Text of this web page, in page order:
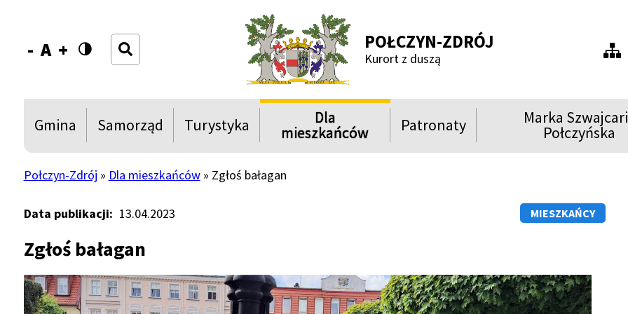
menu
treści
wyszukiwania
stopki
sizesizesize
Szukaj
POŁCZYN-ZDRÓJ
Kurort z duszą
Menu
Główna
nawigacja
Rozwiń
menu
Gmina Rozwiń
menu
Samorząd Rozwiń
menu
Turystyka Rozwiń
menu
Dla
mieszkańców Rozwiń
menu
Patronaty
menu
Marka
Połczyńska
nawigacyjna
Połczyn-Zdrój Dla mieszkańców Zgłoś bałagan
Data publikacji 13.04.2023 MIESZKAŃCY
Zgłoś bałagan